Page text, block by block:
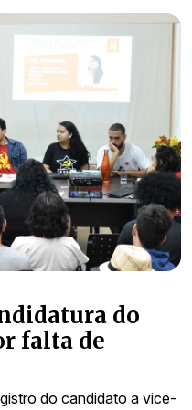
do
falta de
do candidato a vice-